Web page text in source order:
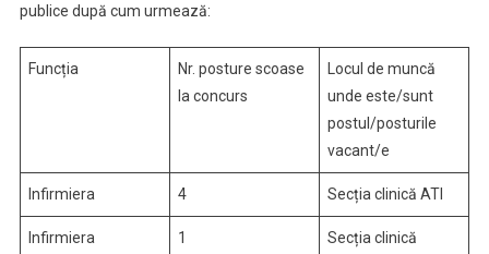
publice după cum urmează:
Funcția
Nr. posture scoase
la concurs
Locul de muncă
unde este/sunt
postul/posturile
vacant/e
Infirmiera 4 Secția clinică ATI
Infirmiera 1
Secția clinică